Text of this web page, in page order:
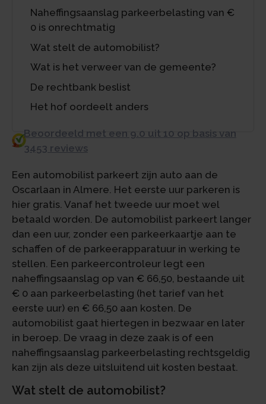
Naheffingsaanslag parkeerbelasting van €
0 is onrechtmatig
Wat stelt de automobilist?
Wat is het verweer van de gemeente?
De rechtbank beslist
Het hof oordeelt anders
Beoordeeld met een 9.0 uit 10 op basis van
3453 reviews
Een automobilist parkeert zijn auto aan de
Oscarlaan in Almere. Het eerste uur parkeren is
hier gratis. Vanaf het tweede uur moet wel
betaald worden. De automobilist parkeert langer
dan een uur, zonder een parkeerkaartje aan te
schaffen of de parkeerapparatuur in werking te
stellen. Een parkeercontroleur legt een
naheffingsaanslag op van € 66,50, bestaande uit
€ 0 aan parkeerbelasting (het tarief van het
eerste uur) en € 66,50 aan kosten. De
automobilist gaat hiertegen in bezwaar en later
in beroep. De vraag in deze zaak is of een
naheffingsaanslag parkeerbelasting rechtsgeldig
kan zijn als deze uitsluitend uit kosten bestaat.
Wat stelt de automobilist?